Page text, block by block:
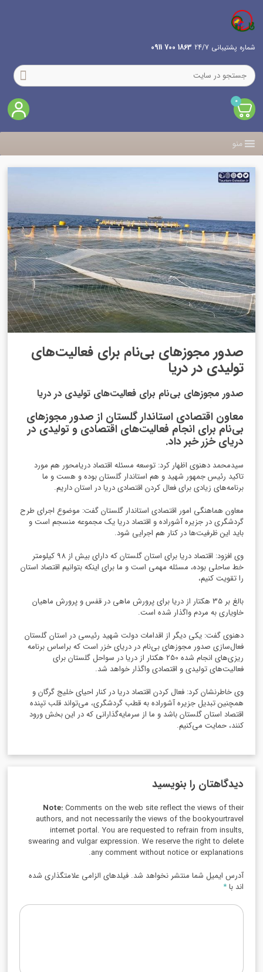
شماره پشتیبانی 24/7 1863 700 0911
0
منو
صدور مجوزهای بی‌نام برای فعالیت‌های
تولیدی در دریا
صدور مجوزهای بی‌نام برای فعالیت‌های تولیدی در دریا
معاون اقتصادی استاندار گلستان از صدور مجوزهای
بی‌نام برای انجام فعالیت‌های اقتصادی و تولیدی در
دریای خزر خبر داد.
سیدمحمد دهنوی اظهار کرد: توسعه مسئله اقتصاد دریامحور هم مورد
تاکید رئیس جمهور شهید و هم استاندار گلستان بوده و هست و ما
برنامه‌های زیادی برای فعال کردن اقتصادی دریا در استان داریم.
معاون هماهنگی امور اقتصادی استاندار گلستان گفت: موضوع اجرای طرح
گردشگری در جزیره آشوراده و اقتصاد دریا یک مجموعه منسجم است و
باید این ظرفیت‌ها در کنار هم اجرایی شود.
وی افزود: اقتصاد دریا برای استان گلستان که دارای بیش از 98 کیلومتر
خط ساحلی بوده، مسئله مهمی است و ما برای اینکه بتوانیم اقتصاد استان
را تقویت کنیم،
بالغ بر 35 هکتار از دریا برای پرورش ماهی در قفس و پرورش ماهیان
خاویاری به مردم واگذار شده است.
دهنوی گفت: یکی دیگر از اقدامات دولت شهید رئیسی در استان گلستان
فعال‌سازی صدور مجوزهای بی‌نام در دریای خزر است که براساس برنامه
ریزی‌های انجام شده 250 هکتار از دریا در سواحل گلستان برای
فعالیت‌های تولیدی و اقتصادی واگذار خواهد شد.
وی خاطرنشان کرد: فعال کردن اقتصاد دریا در کنار احیای خلیج گرگان و
همچنین تبدیل جزیره آشوراده به قطب گردشگری، می‌تواند قلب تپنده
اقتصاد استان گلستان باشد و ما از سرمایه‌گذارانی که در این بخش ورود
کنند، حمایت می‌کنیم.
دیدگاهتان را بنویسید
Note:Comments on the web site reflect the views of their
authors, and not necessarily the views of the bookyourtravel
internet portal. You are requested to refrain from insults,
swearing and vulgar expression. We reserve the right to delete
any comment without notice or explanations.
آدرس ایمیل شما منتشر نخواهد شد. فیلدهای الزامی علامتگذاری شده
اند با*